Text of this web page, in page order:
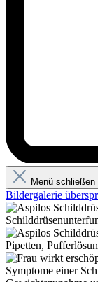
Menü schließen
Bildergalerie